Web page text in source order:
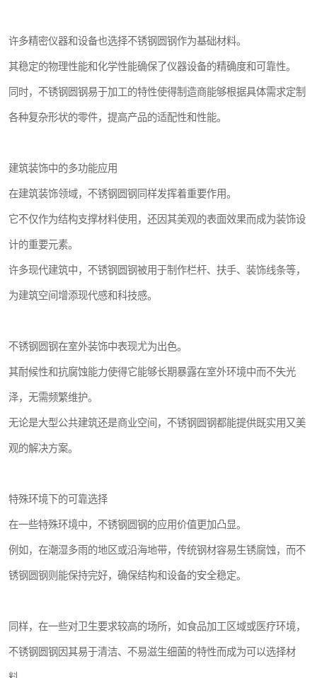
许多精密仪器和设备也选择不锈钢圆钢作为基础材料。
其稳定的物理性能和化学性能确保了仪器设备的精确度和可靠性。
同时，不锈钢圆钢易于加工的特性使得制造商能够根据具体需求定制
各种复杂形状的零件，提高产品的适配性和性能。
建筑装饰中的多功能应用
在建筑装饰领域，不锈钢圆钢同样发挥着重要作用。
它不仅作为结构支撑材料使用，还因其美观的表面效果而成为装饰设
计的重要元素。
许多现代建筑中，不锈钢圆钢被用于制作栏杆、扶手、装饰线条等，
为建筑空间增添现代感和科技感。
不锈钢圆钢在室外装饰中表现尤为出色。
其耐候性和抗腐蚀能力使得它能够长期暴露在室外环境中而不失光
泽，无需频繁维护。
无论是大型公共建筑还是商业空间，不锈钢圆钢都能提供既实用又美
观的解决方案。
特殊环境下的可靠选择
在一些特殊环境中，不锈钢圆钢的应用价值更加凸显。
例如，在潮湿多雨的地区或沿海地带，传统钢材容易生锈腐蚀，而不
锈钢圆钢则能保持完好，确保结构和设备的安全稳定。
同样，在一些对卫生要求较高的场所，如食品加工区域或医疗环境，
不锈钢圆钢因其易于清洁、不易滋生细菌的特性而成为可以选择材